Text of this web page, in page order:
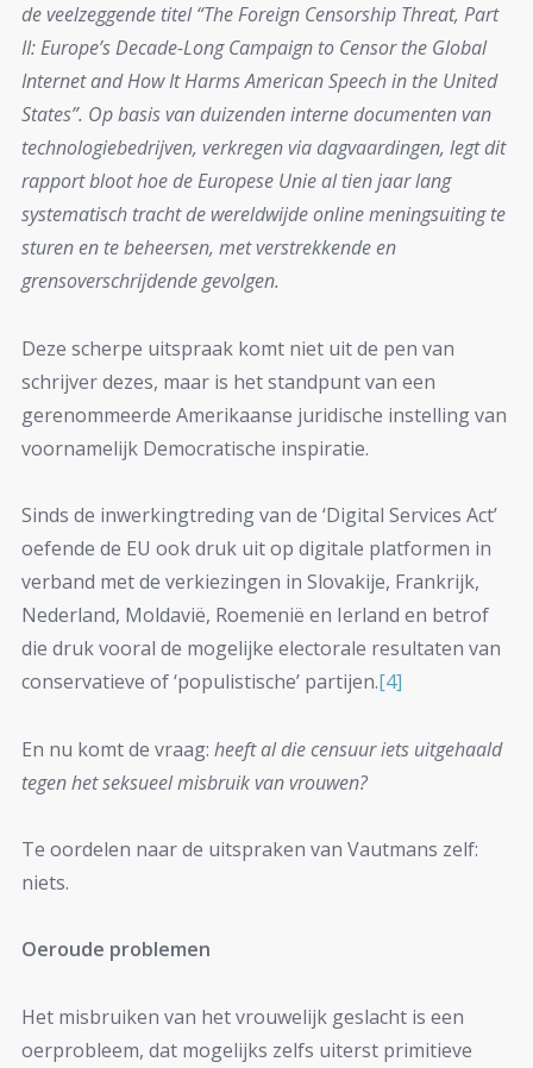
de veelzeggende titel “The Foreign Censorship Threat, Part
II: Europe’s Decade-Long Campaign to Censor the Global
Internet and How It Harms American Speech in the United
States”. Op basis van duizenden interne documenten van
technologiebedrijven, verkregen via dagvaardingen, legt dit
rapport bloot hoe de Europese Unie al tien jaar lang
systematisch tracht de wereldwijde online meningsuiting te
sturen en te beheersen, met verstrekkende en
grensoverschrijdende gevolgen.
Deze scherpe uitspraak komt niet uit de pen van
schrijver dezes, maar is het standpunt van een
gerenommeerde Amerikaanse juridische instelling van
voornamelijk Democratische inspiratie.
Sinds de inwerkingtreding van de ‘Digital Services Act’
oefende de EU ook druk uit op digitale platformen in
verband met de verkiezingen in Slovakije, Frankrijk,
Nederland, Moldavië, Roemenië en Ierland en betrof
die druk vooral de mogelijke electorale resultaten van
conservatieve of ‘populistische’ partijen.[4]
En nu komt de vraag: heeft al die censuur iets uitgehaald
tegen het seksueel misbruik van vrouwen?
Te oordelen naar de uitspraken van Vautmans zelf:
niets.
Oeroude problemen
Het misbruiken van het vrouwelijk geslacht is een
oerprobleem, dat mogelijks zelfs uiterst primitieve